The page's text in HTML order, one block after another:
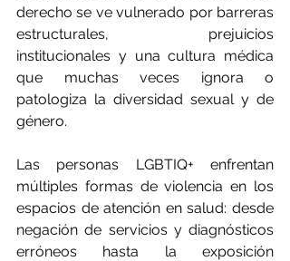
derecho se ve vulnerado por barreras
estructurales, prejuicios
institucionales y una cultura médica
que muchas veces ignora o
patologiza la diversidad sexual y de
género.
Las personas LGBTIQ+ enfrentan
múltiples formas de violencia en los
espacios de atención en salud: desde
negación de servicios y diagnósticos
erróneos hasta la exposición